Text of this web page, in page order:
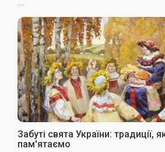
Забуті свята України: традиції,
пам'ятаємо